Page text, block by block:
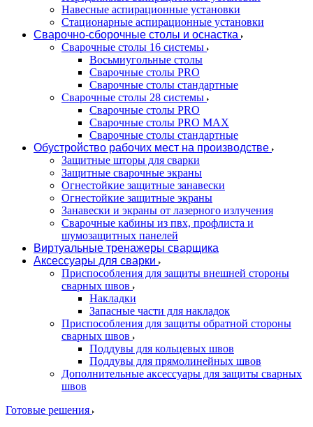
Навесные аспирационные установки
Стационарные аспирационные установки
Сварочно-сборочные столы и оснастка
Сварочные столы 16 системы
Восьмиугольные столы
Сварочные столы PRO
Сварочные столы стандартные
Сварочные столы 28 системы
Сварочные столы PRO
Сварочные столы PRO MAX
Сварочные столы стандартные
Обустройство рабочих мест на производстве
Защитные шторы для сварки
Защитные сварочные экраны
Огнестойкие защитные занавески
Огнестойкие защитные экраны
Занавески и экраны от лазерного излучения
Сварочные кабины из пвх, профлиста и
шумозащитных панелей
Виртуальные тренажеры сварщика
Аксессуары для сварки
Приспособления для защиты внешней стороны
сварных швов
Накладки
Запасные части для накладок
Приспособления для защиты обратной стороны
сварных швов
Поддувы для кольцевых швов
Поддувы для прямолинейных швов
Дополнительные аксессуары для защиты сварных
швов
Готовые решения